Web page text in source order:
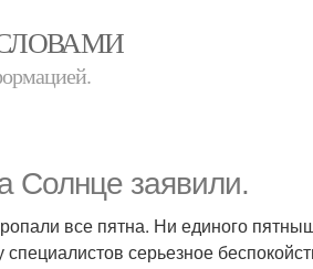
Солнце заявили.
все пятна. Ни единого
серьезное